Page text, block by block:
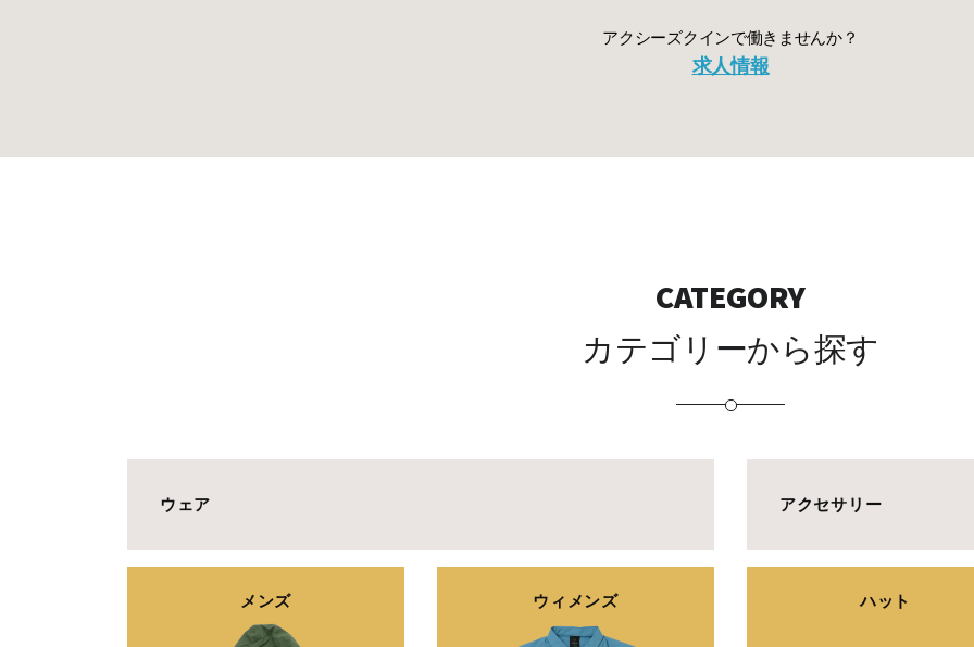
アクシーズクインで働きませんか？
求人情報
CATEGORY
カテゴリーから探す
ウェア
メンズ ウィメンズ
アクセサリー
ハット